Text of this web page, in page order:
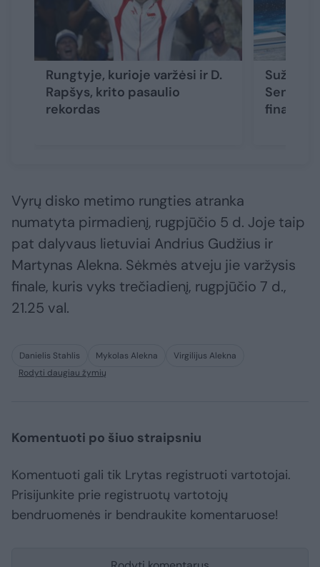
Rungtyje, kurioje varžėsi ir D.
Rapšys, krito pasaulio
rekordas
Sužibo
finalą
Vyrų disko metimo rungties atranka
numatyta pirmadienį, rugpjūčio 5 d. Joje taip
pat dalyvaus lietuviai Andrius Gudžius ir
Martynas Alekna. Sėkmės atveju jie varžysis
finale, kuris vyks trečiadienį, rugpjūčio 7 d.,
21.25 val.
Danielis Stahlis Mykolas Alekna
Virgilijus Alekna
Rodyti daugiau žymių
Komentuoti po šiuo straipsniu
Komentuoti gali tik Lrytas registruoti vartotojai.
Prisijunkite prie registruotų vartotojų
bendruomenės ir bendraukite komentaruose!